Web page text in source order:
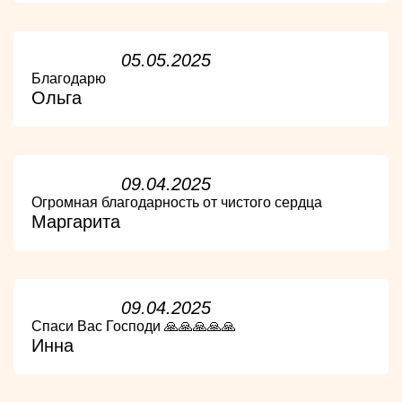
05.05.2025
Благодарю
Ольга
09.04.2025
Огромная благодарность от чистого сердца
Маргарита
09.04.2025
Спаси Вас Господи 🙏🙏🙏🙏🙏
Инна